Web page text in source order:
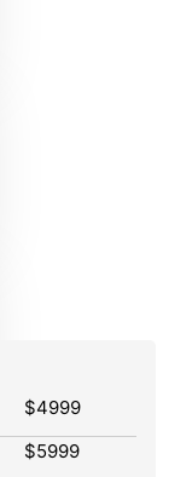
$4999
$5999